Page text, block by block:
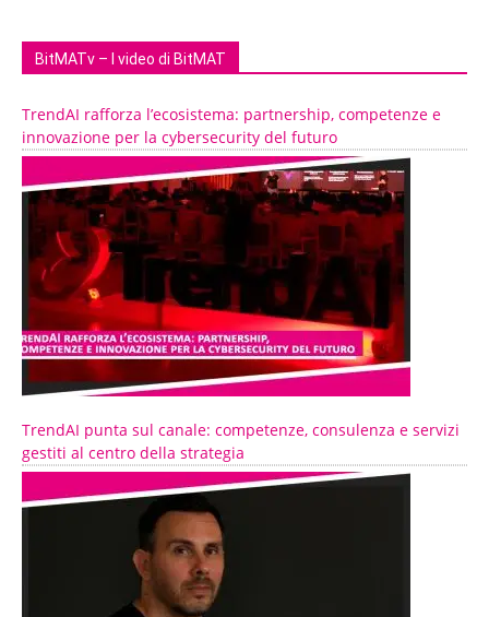
BitMATv – I video di BitMAT
TrendAI rafforza l’ecosistema: partnership, competenze e
innovazione per la cybersecurity del futuro
TrendAI punta sul canale: competenze, consulenza e servizi
gestiti al centro della strategia